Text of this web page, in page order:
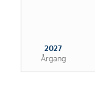
2027
Årgang